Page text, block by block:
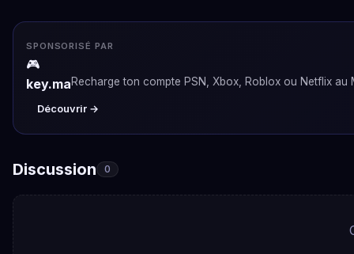
SPONSORISÉ PAR
🎮
key.maRecharge ton compte PSN, Xbox, Roblox ou Netflix
Découvrir →
Discussion 0